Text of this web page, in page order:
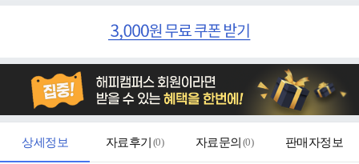
상세정보 자료후기 (0) 자료문의 (0) 판매자정보